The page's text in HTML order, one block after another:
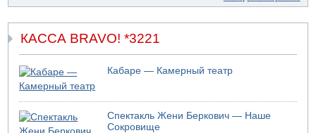
КАССА BRAVO! *3221
Кабаре — Камерный театр
Спектакль Жени Беркович — Наше
Сокровище